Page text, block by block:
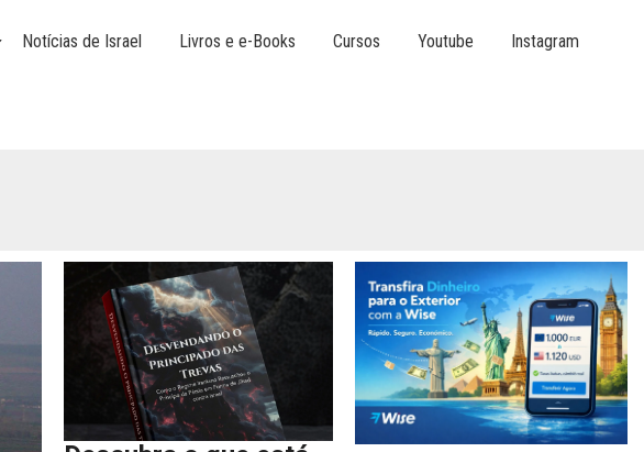
Notícias de Israel Livros e e-Books Cursos Youtube Instagram